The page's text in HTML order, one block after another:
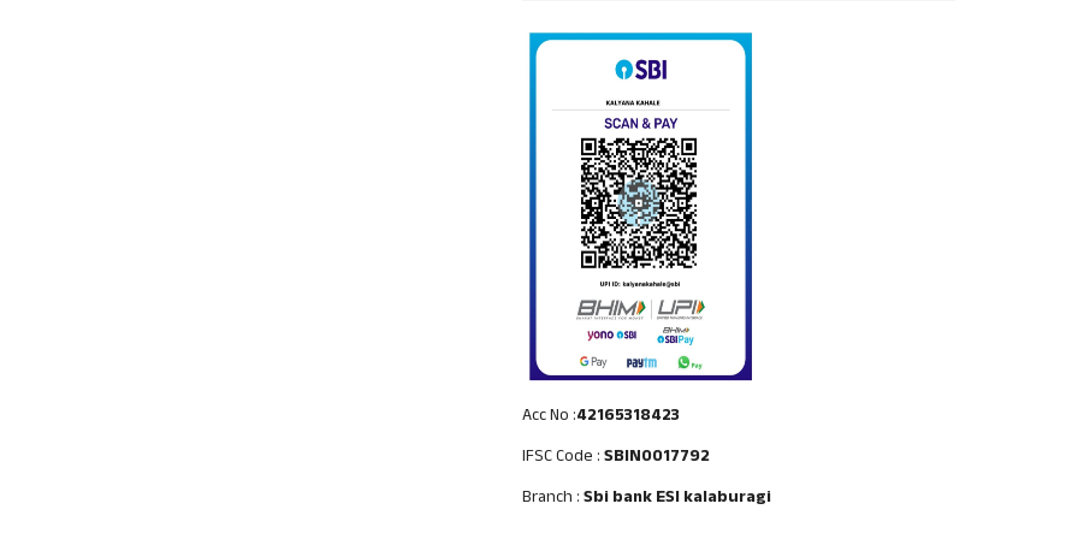
Acc No :42165318423
IFSC Code :SBIN0017792
Branch :Sbi bank ESI kalaburagi